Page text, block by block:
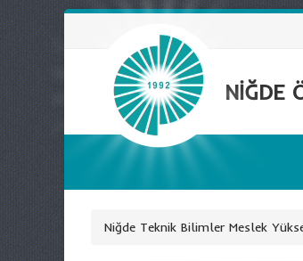
NİĞDE
Niğde Teknik Bilimler Meslek